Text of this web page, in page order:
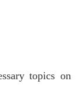
topics on